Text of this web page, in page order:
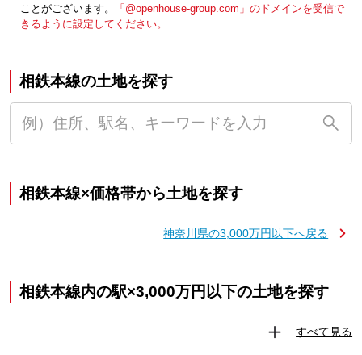
ことがございます。
「@openhouse-group.com」のドメインを受信で
きるように設定してください。
相鉄本線の土地を探す
相鉄本線×価格帯から土地を探す
神奈川県の3,000万円以下へ戻る
相鉄本線内の駅×3,000万円以下の土地を探す
すべて見る